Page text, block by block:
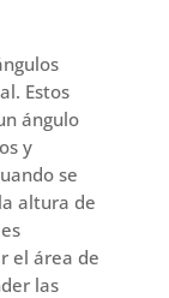
Estos
ángulo
y
se
altura de
el área de
las